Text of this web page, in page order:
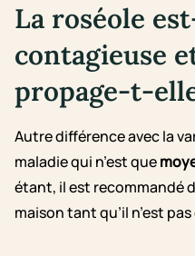
La roséole
contagieuse
propage-t-
Autre différence avec la
maladie qui n’est que
étant, il est recommandé
maison tant qu’il n’est